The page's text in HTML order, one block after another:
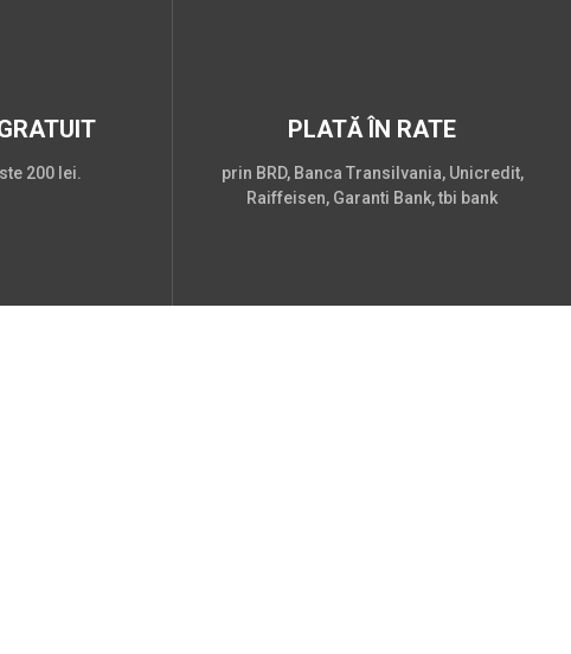
200 lei.
PLATĂ ÎN RATE
prin BRD, Banca Transilvania, Unicredit,
Raiffeisen, Garanti Bank, tbi bank